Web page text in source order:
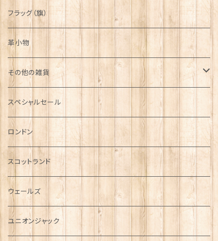
フラッグ（旗）
革小物
その他の雑貨
ミニカー
チャーム
犬グッズ
傘
指貫(シンブル)
スペシャルセール
ロンドン
スコットランド
ウェールズ
ユニオンジャック